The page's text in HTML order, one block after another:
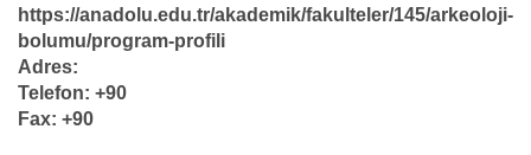
https://anadolu.edu.tr/akademik/fakulteler/145/arkeoloji-
bolumu/program-profili
Adres:
Telefon: +90
Fax: +90